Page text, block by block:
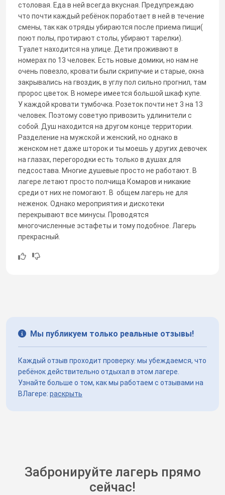
столовая. Еда в ней всегда вкусная. Предупреждаю
что почти каждый ребёнок поработает в ней в течение
смены, так как отряды убираются после приема пищи(
поют полы, протирают столы, убирают тарелки).
Туалет находится на улице. Дети проживают в
номерах по 13 человек. Есть новые домики, но нам не
очень повезло, кровати были скрипучие и старые, окна
закрывались на гвоздик, в углу пол сильно прогнил, там
пророс цветок. В номере имеется большой шкаф купе.
У каждой кровати тумбочка. Розеток почти нет 3 на 13
человек. Поэтому советую привозить удлинители с
собой. Душ находится на другом конце территории.
Разделение на мужской и женский, но однако в
женском нет даже шторок и ты моешь у других девочек
на глазах, перегородки есть только в душах для
педсостава. Многие душевые просто не работают. В
лагере летают просто полчища Комаров и никакие
среди от них не помогают. В общем лагерь не для
неженок. Однако мероприятия и дискотеки
перекрывают все минусы. Проводятся
многочисленные эстафеты и тому подобное. Лагерь
прекрасный.
Мы публикуем только реальные отзывы!
Каждый отзыв проходит проверку: мы убеждаемся, что
ребёнок действительно отдыхал в этом лагере.
Узнайте больше о том, как мы работаем с отзывами на
ВЛагере: раскрыть
Забронируйте лагерь прямо
сейчас!